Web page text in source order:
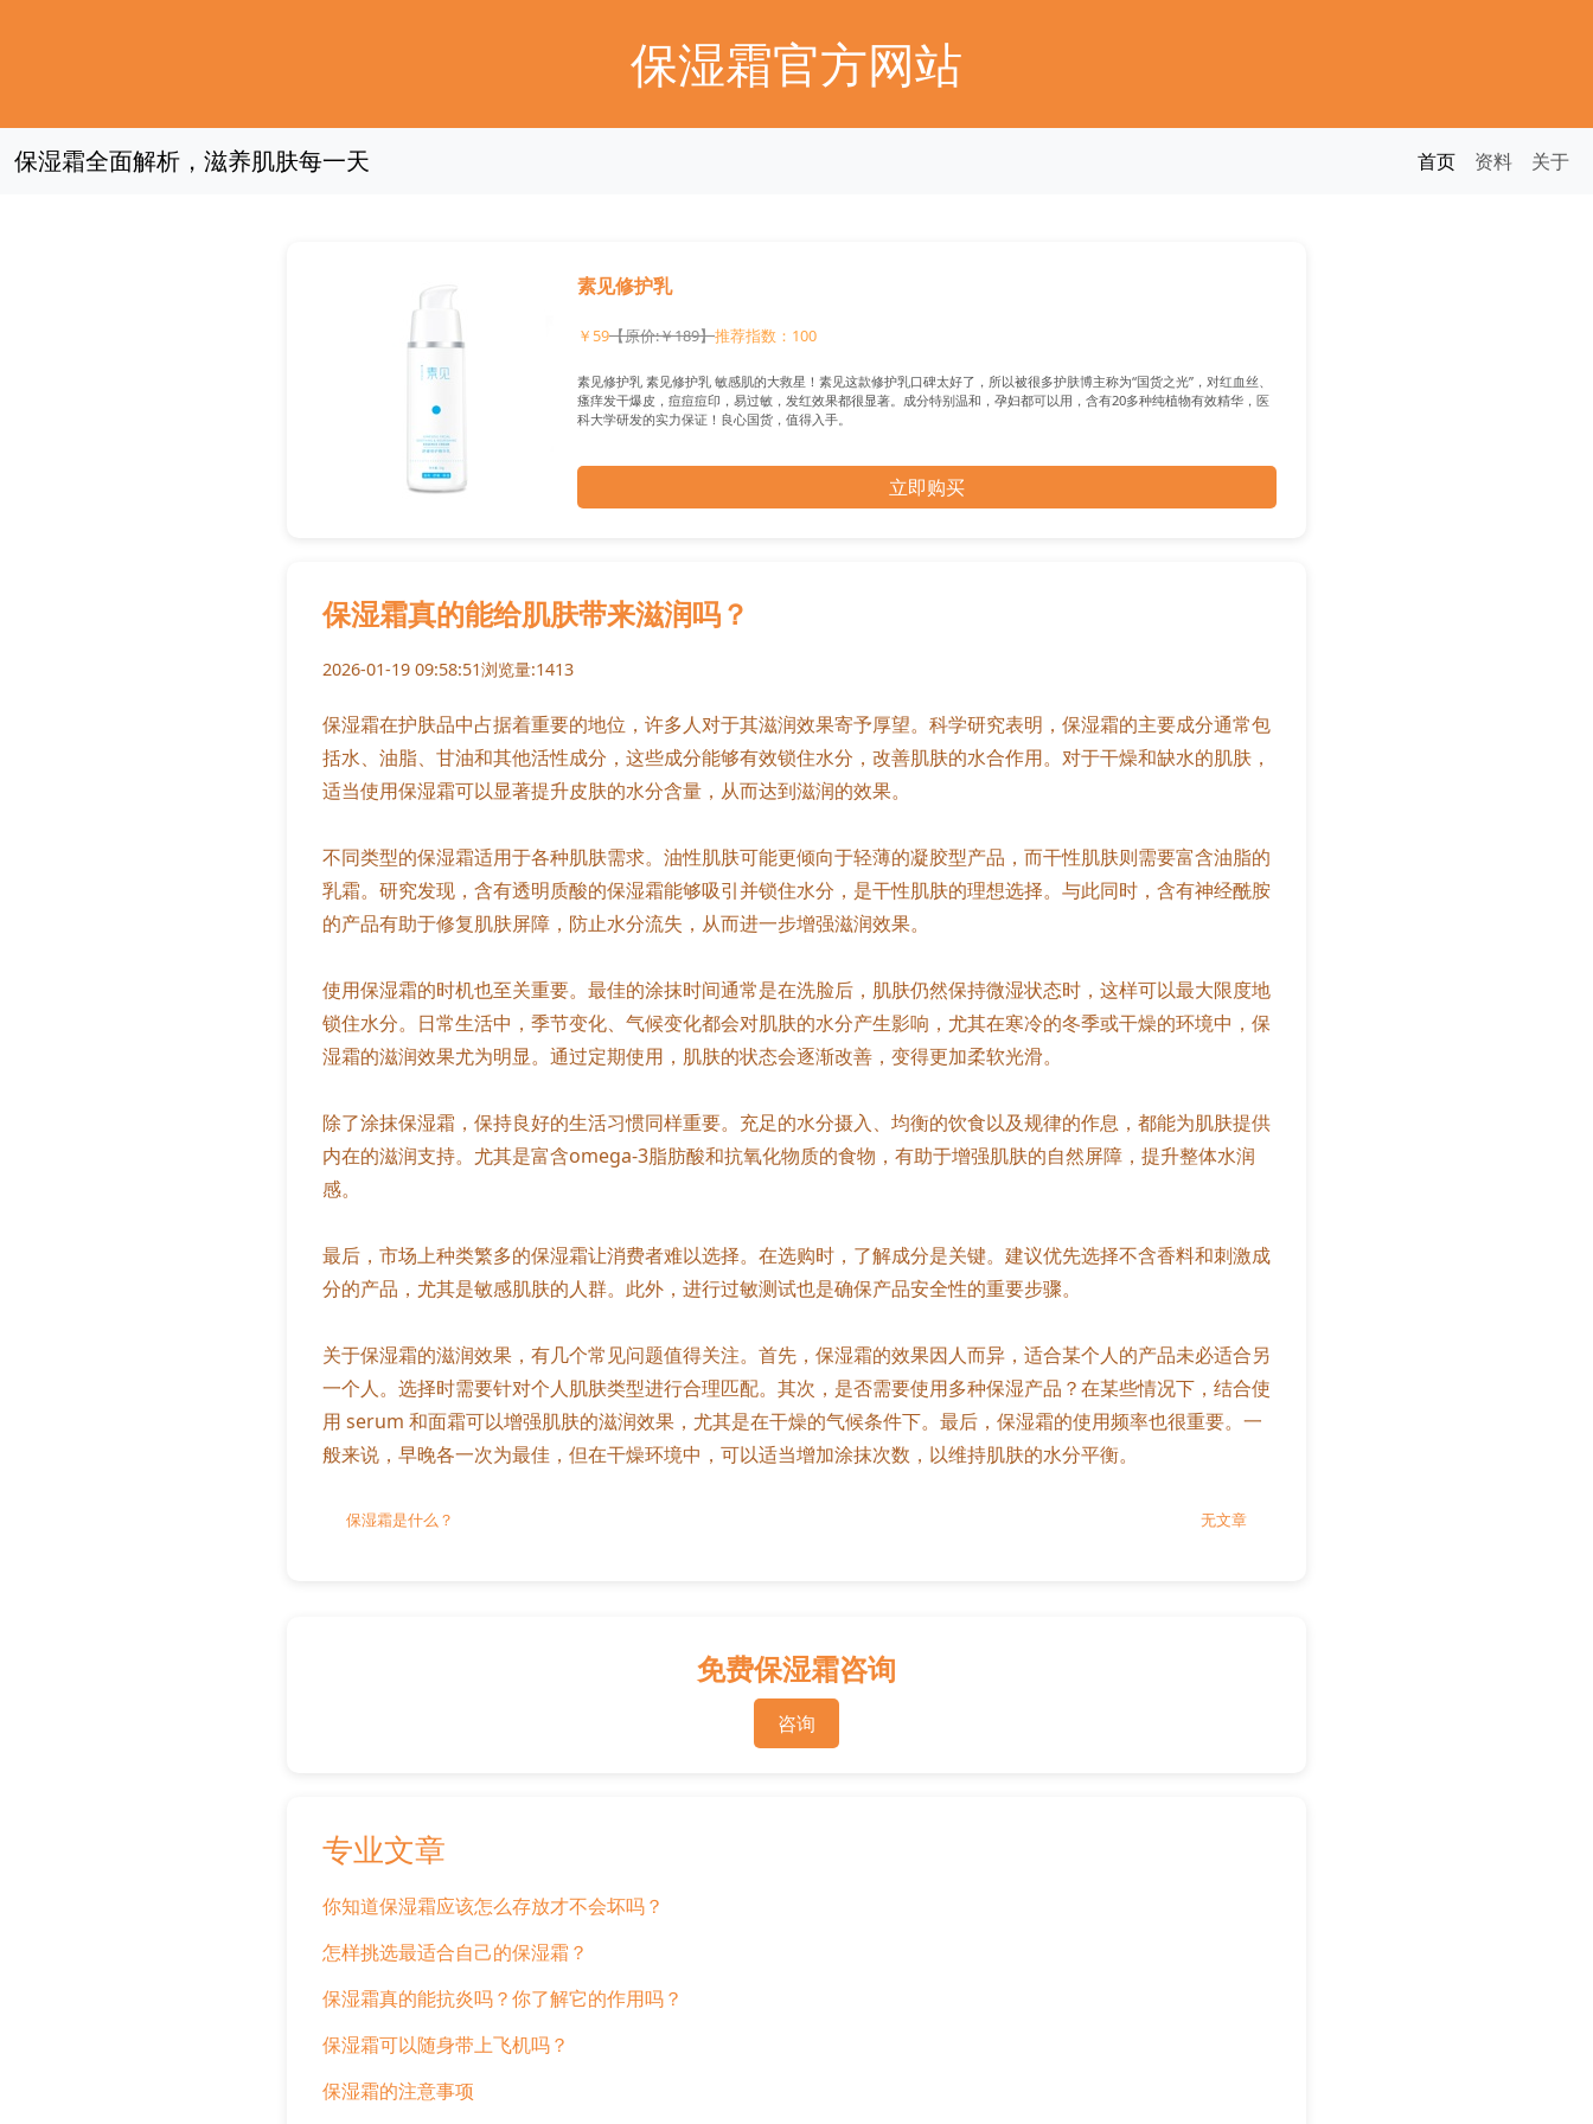
保湿霜官方网站
保湿霜全面解析，滋养肌肤每一天 首页 资料 关于
素见修护乳
￥59【原价:￥189】推荐指数：100
素见修护乳 素见修护乳 敏感肌的大救星！素见这款修护乳口碑太好了，所以被很多护肤博主称为“国货之光”，对红血丝、
瘙痒发干爆皮，痘痘痘印，易过敏，发红效果都很显著。成分特别温和，孕妇都可以用，含有20多种纯植物有效精华，医
科大学研发的实力保证！良心国货，值得入手。
立即购买
保湿霜真的能给肌肤带来滋润吗？
2026-01-19 09:58:51浏览量:1413
保湿霜在护肤品中占据着重要的地位，许多人对于其滋润效果寄予厚望。科学研究表明，保湿霜的主要成分通常包
括水、油脂、甘油和其他活性成分，这些成分能够有效锁住水分，改善肌肤的水合作用。对于干燥和缺水的肌肤，
适当使用保湿霜可以显著提升皮肤的水分含量，从而达到滋润的效果。
不同类型的保湿霜适用于各种肌肤需求。油性肌肤可能更倾向于轻薄的凝胶型产品，而干性肌肤则需要富含油脂的
乳霜。研究发现，含有透明质酸的保湿霜能够吸引并锁住水分，是干性肌肤的理想选择。与此同时，含有神经酰胺
的产品有助于修复肌肤屏障，防止水分流失，从而进一步增强滋润效果。
使用保湿霜的时机也至关重要。最佳的涂抹时间通常是在洗脸后，肌肤仍然保持微湿状态时，这样可以最大限度地
锁住水分。日常生活中，季节变化、气候变化都会对肌肤的水分产生影响，尤其在寒冷的冬季或干燥的环境中，保
湿霜的滋润效果尤为明显。通过定期使用，肌肤的状态会逐渐改善，变得更加柔软光滑。
除了涂抹保湿霜，保持良好的生活习惯同样重要。充足的水分摄入、均衡的饮食以及规律的作息，都能为肌肤提供
内在的滋润支持。尤其是富含omega-3脂肪酸和抗氧化物质的食物，有助于增强肌肤的自然屏障，提升整体水润
感。
最后，市场上种类繁多的保湿霜让消费者难以选择。在选购时，了解成分是关键。建议优先选择不含香料和刺激成
分的产品，尤其是敏感肌肤的人群。此外，进行过敏测试也是确保产品安全性的重要步骤。
关于保湿霜的滋润效果，有几个常见问题值得关注。首先，保湿霜的效果因人而异，适合某个人的产品未必适合另
一个人。选择时需要针对个人肌肤类型进行合理匹配。其次，是否需要使用多种保湿产品？在某些情况下，结合使
用 serum 和面霜可以增强肌肤的滋润效果，尤其是在干燥的气候条件下。最后，保湿霜的使用频率也很重要。一
般来说，早晚各一次为最佳，但在干燥环境中，可以适当增加涂抹次数，以维持肌肤的水分平衡。
保湿霜是什么？ 无文章
免费保湿霜咨询
咨询
专业文章
你知道保湿霜应该怎么存放才不会坏吗？
怎样挑选最适合自己的保湿霜？
保湿霜真的能抗炎吗？你了解它的作用吗？
保湿霜可以随身带上飞机吗？
保湿霜的注意事项